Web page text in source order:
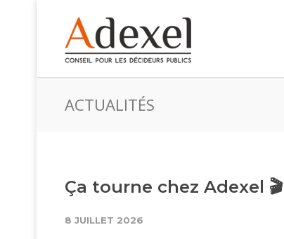
ACTUALITÉS
Ça tourne chez Adexel 🎬
8 JUILLET 2026